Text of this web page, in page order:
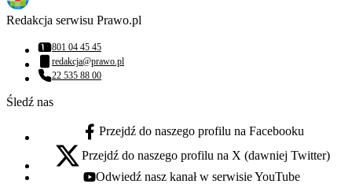
Redakcja serwisu Prawo.pl
Numer telefonu:
801 04 45 45
Adres email:
redakcja@prawo.pl
Numer telefonu:
22 535 88 00
Śledź nas
facebook - otwiera się w nowej karcie
Przejdź do naszego profilu na Facebooku
x - otwiera się w nowej karcie
Przejdź do naszego profilu na X (dawniej Twitter)
youtube - otwiera się w nowej karcie
Odwiedź nasz kanał w serwisie YouTube